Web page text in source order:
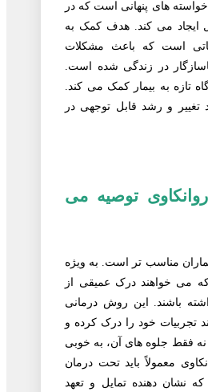
خواسته های پنهانی است که در
ایجاد می کند. هدف کمک به
است که باعث مشکلات
در زندگی شده است.
تازه به بیمار کمک می کند.
تغییر و رشد قابل توجهی در
توصیه می
مناسب تر است. به ویژه
می خواهند درک عمیقی از
باشند. این روش درمانی
تجربیات خود را درک کرده و
نه فقط جلوه های آن، به خوبی
معمولاً باید تحت درمان
نشان دهنده تمایل و تعهد